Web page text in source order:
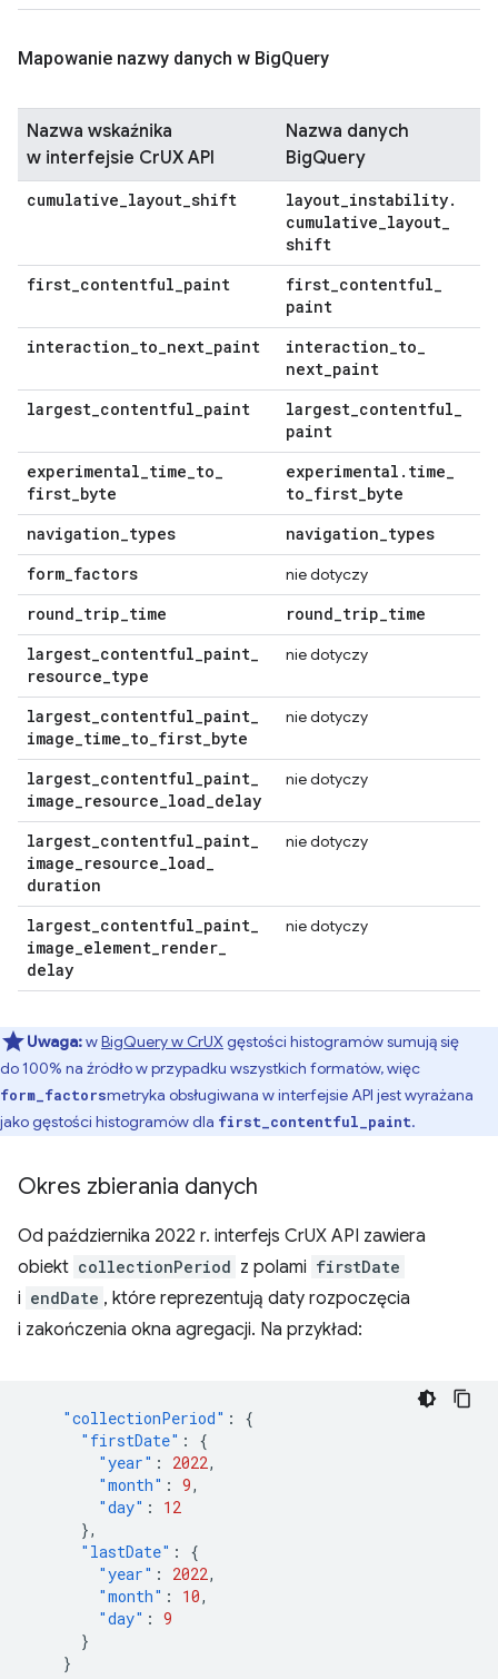
Mapowanie nazwy danych w BigQuery
Nazwa wskaźnika
w interfejsie CrUX API
Nazwa danych
BigQuery
cumulative_layout_shift layout_instability.
cumulative_layout_
shift
first_contentful_paint first_contentful_
paint
interaction_to_next_paint interaction_to_
next_paint
largest_contentful_paint largest_contentful_
paint
experimental_time_to_
first_byte
experimental . time_
to_first_byte
navigation_types navigation_types
form_factors nie dotyczy
round_trip_time round_trip_time
largest_contentful_paint_
resource_type
nie dotyczy
largest_contentful_paint_
image_time_to_first_byte
nie dotyczy
largest_contentful_paint_
image_resource_load_delay
nie dotyczy
largest_contentful_paint_
image_resource_load_
duration
nie dotyczy
largest_contentful_paint_
image_element_render_
delay
nie dotyczy
Uwaga:wBigQuery w CrUXgęstości histogramów sumują się
do 100% na źródło w przypadku wszystkich formatów, więc
form_factorsmetryka obsługiwana w interfejsie API jest wyrażana
jako gęstości histogramów dla first_contentful_paint.
Okres zbierania danych
Od października 2022 r. interfejs CrUX API zawiera
obiekt collectionPeriod z polami firstDate
i endDate , które reprezentują daty rozpoczęcia
i zakończenia okna agregacji. Na przykład:
"collectionPeriod" :
{
"firstDate" :
{
"year" : 2022,
"month" : 9,
"day" :
12
},
"lastDate" :
{
"year" : 2022,
"month" : 10,
"day" : 9
}
}